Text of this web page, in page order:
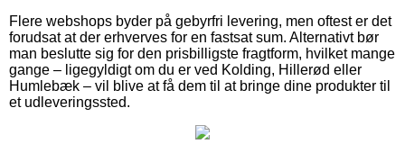
Flere webshops byder på gebyrfri levering, men oftest er det
forudsat at der erhverves for en fastsat sum. Alternativt bør
man beslutte sig for den prisbilligste fragtform, hvilket mange
gange – ligegyldigt om du er ved Kolding, Hillerød eller
Humlebæk – vil blive at få dem til at bringe dine produkter til
et udleveringssted.